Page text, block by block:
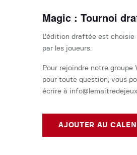
Magic : Tournoi
L’édition draftée est choisie
par les joueurs.
Pour rejoindre notre groupe
pour toute question, vous
écrire à
AJOUTER AU